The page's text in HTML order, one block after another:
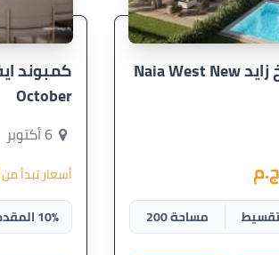
كمبوند نايا ويست الشيخ زايد Naia West New
مساحة 200
October
6 أكتوبر
أسعار تبدأ من
10% المقدم